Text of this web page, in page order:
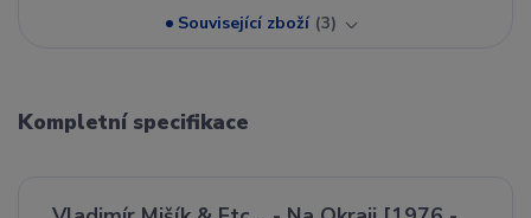
Související zboží 3
Kompletní specifikace